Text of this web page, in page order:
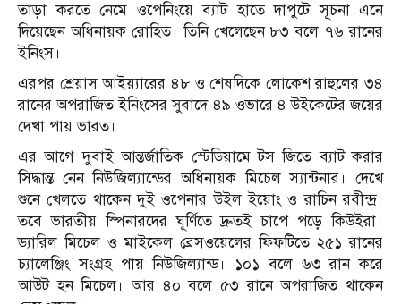
তাড়া করতে নেমে ওপেনিংয়ে ব্যাট হাতে দাপুটে সূচনা এনে
দিয়েছেন অধিনায়ক রোহিত। তিনি খেলেছেন ৮৩ বলে ৭৬ রানের
ইনিংস।
এরপর শ্রেয়াস আইয়্যারের ৪৮ ও শেষদিকে লোকেশ রাহুলের ৩৪
রানের অপরাজিত ইনিংসের সুবাদে ৪৯ ওভারে ৪ উইকেটের জয়ের
দেখা পায় ভারত।
এর আগে দুবাই আন্তর্জাতিক স্টেডিয়ামে টস জিতে ব্যাট করার
সিদ্ধান্ত নেন নিউজিল্যান্ডের অধিনায়ক মিচেল স্যান্টনার। দেখে
শুনে খেলতে থাকেন দুই ওপেনার উইল ইয়োং ও রাচিন রবীন্দ্র।
তবে ভারতীয় স্পিনারদের ঘূর্ণিতে দ্রুতই চাপে পড়ে কিউইরা।
ড্যারিল মিচেল ও মাইকেল ব্রেসওয়েলের ফিফটিতে ২৫১ রানের
চ্যালেঞ্জিং সংগ্রহ পায় নিউজিল্যান্ড। ১০১ বলে ৬৩ রান করে
আউট হন মিচেল। আর ৪০ বলে ৫৩ রানে অপরাজিত থাকেন